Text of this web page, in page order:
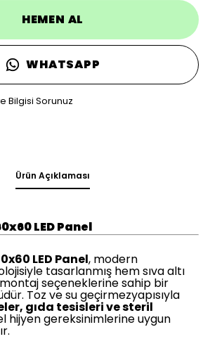
HEMEN AL
WHATSAPP
Bilgisi Sorunuz
Ürün Açıklaması
LED Panel
LED Panel, modern
tasarlanmış hem sıva altı
seçeneklerine sahip bir
Toz ve su geçirmezyapısıyla
gıda tesisleri ve steril
hijyen gereksinimlerine uygun